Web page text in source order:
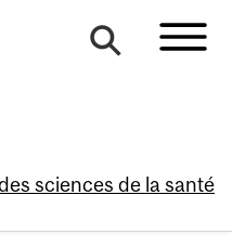
sciences de la santé